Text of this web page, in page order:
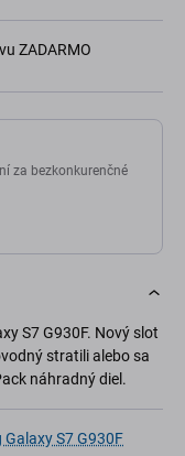
ZADARMO
za bezkonkurenčné
S7 G930F. Nový slot
stratili alebo sa
náhradný diel.
Galaxy S7 G930F